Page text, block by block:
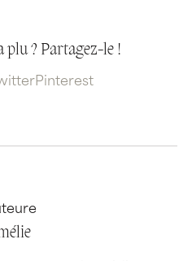
plu ? Partagez-le !
Pinterest